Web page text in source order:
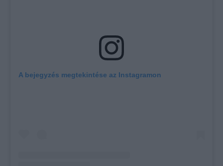
A bejegyzés megtekintése az Instagramon